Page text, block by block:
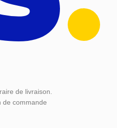
de livraison.
de commande